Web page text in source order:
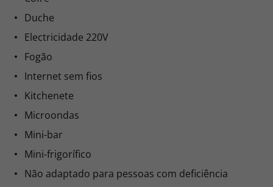
Duche
Electricidade 220V
Fogão
Internet sem fios
Kitchenete
Microondas
Mini-bar
Mini-frigorífico
Não adaptado para pessoas com deficiência